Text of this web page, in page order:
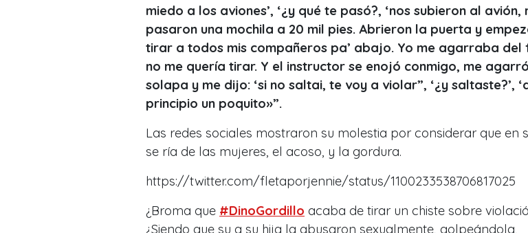
Y eso no fue todo, pues quien se encargó de dar la cuota de
segunda noche de Viña 2019 continuó:“Me encontré con un
día, venía caminando medio raro. ‘¿Qué te pasó? ¿Te caíste?’,
servicio militar’, ‘¿y dónde te tocó?’, ‘paracaidismo, pero yo
miedo a los aviones’, ‘¿y qué te pasó?, ‘nos subieron al avión,
pasaron una mochila a 20 mil pies. Abrieron la puerta y
no me quería tirar. Y el instructor se enojó conmigo, me
solapa y me dijo: ‘si no saltai, te voy a violar”, ‘¿y saltaste?’, ‘al
principio un poquito»”.
Las redes sociales mostraron su molestia por considerar que en
se ría de las mujeres, el acoso, y la gordura.